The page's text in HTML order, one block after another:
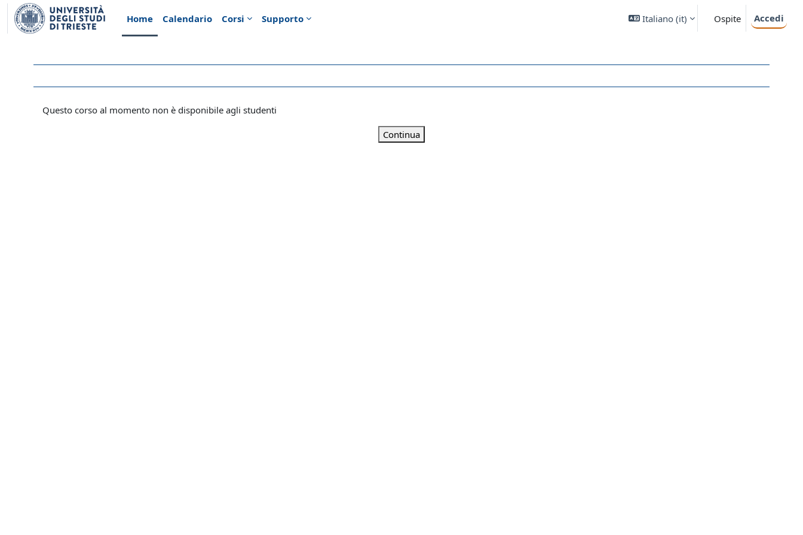
Vai al contenuto principale
Home
Calendario Corsi Supporto Italiano ‎(it)‎ Ospite Accedi
Questo corso al momento non è disponibile agli studenti
Continua